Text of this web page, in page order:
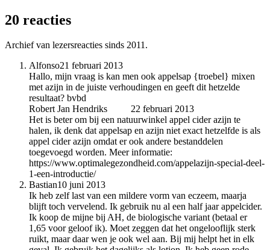
20 reacties
Archief van lezersreacties sinds 2011.
Alfonso21 februari 2013
Hallo, mijn vraag is kan men ook appelsap {troebel} mixen
met azijn in de juiste verhoudingen en geeft dit hetzelde
resultaat? bvbd
Robert Jan Hendriks
22 februari 2013
Het is beter om bij een natuurwinkel appel cider azijn te
halen, ik denk dat appelsap en azijn niet exact hetzelfde is als
appel cider azijn omdat er ook andere bestanddelen
toegevoegd worden. Meer informatie:
https://www.optimalegezondheid.com/appelazijn-special-deel-
1-een-introductie/
Bastian10 juni 2013
Ik heb zelf last van een mildere vorm van eczeem, maarja
blijft toch vervelend. Ik gebruik nu al een half jaar appelcider.
Ik koop de mijne bij AH, de biologische variant (betaal er
1,65 voor geloof ik). Moet zeggen dat het ongelooflijk sterk
ruikt, maar daar wen je ook wel aan. Bij mij helpt het in elk